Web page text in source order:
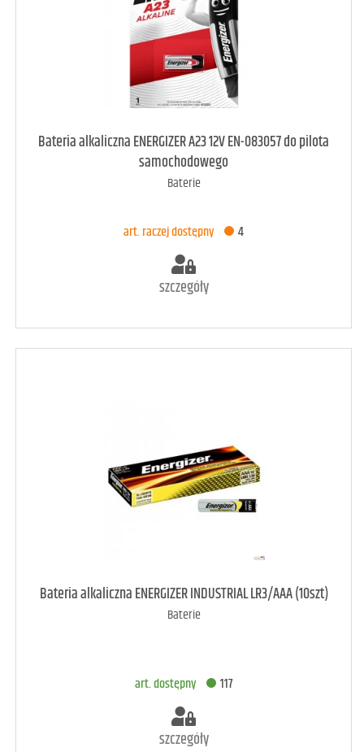
art. dostępny 23
Bateria alkaliczna ENERGIZER A23 12V EN-083057 do pilota
samochodowego
Baterie
art. raczej dostępny 4
szczegóły
art. raczej dostępny 4
Bateria alkaliczna ENERGIZER INDUSTRIAL LR3/AAA (10szt)
Baterie
art. dostępny 117
szczegóły